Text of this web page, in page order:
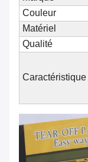
Couleur
Matériel
Qualité
Caractéristique